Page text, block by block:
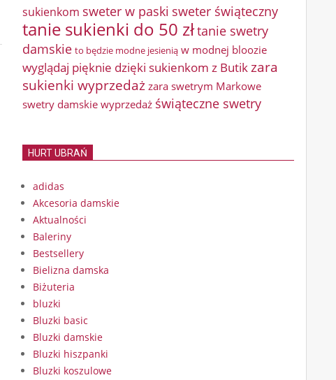
sukienkom sweter w paski sweter świąteczny
tanie sukienki do 50 złtanie swetry
damskie to będzie modne jesienią w modnej bloozie
wyglądaj pięknie dzięki sukienkom z Butikzara
sukienki wyprzedażzara swetrym Markowe
swetry damskie wyprzedaż świąteczne swetry
HURT UBRAŃ
adidas
Akcesoria damskie
Aktualności
Baleriny
Bestsellery
Bielizna damska
Biżuteria
bluzki
Bluzki basic
Bluzki damskie
Bluzki hiszpanki
Bluzki koszulowe